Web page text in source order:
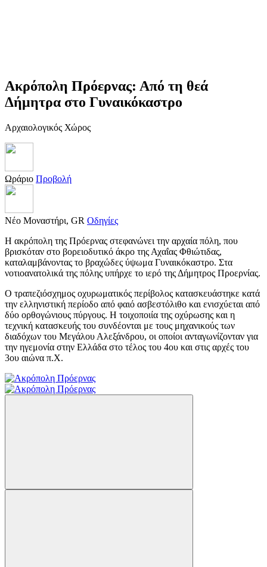
Ακρόπολη Πρόερνας: Από τη θεά
Δήμητρα στο Γυναικόκαστρο
Αρχαιολογικός Χώρος
Ωράριο Προβολή
Νέο Μοναστήρι, GR Οδηγίες
Η ακρόπολη της Πρόερνας στεφανώνει την αρχαία πόλη, που
βρισκόταν στο βορειοδυτικό άκρο της Αχαΐας Φθιώτιδας,
καταλαμβάνοντας το βραχώδες ύψωμα Γυναικόκαστρο. Στα
νοτιοανατολικά της πόλης υπήρχε το ιερό της Δήμητρος Προερνίας.
Ο τραπεζιόσχημος οχυρωματικός περίβολος κατασκευάστηκε κατά
την ελληνιστική περίοδο από φαιό ασβεστόλιθο και ενισχύεται από
δύο ορθογώνιους πύργους. Η τοιχοποιία της οχύρωσης και η
τεχνική κατασκευής του συνδέονται με τους μηχανικούς των
διαδόχων του Μεγάλου Αλεξάνδρου, οι οποίοι ανταγωνίζονταν για
την ηγεμονία στην Ελλάδα στο τέλος του 4ου και στις αρχές του
3ου αιώνα π.Χ.